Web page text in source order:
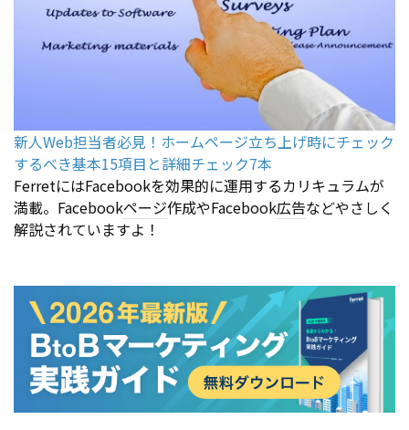
新人Web担当者必見！ホームページ立ち上げ時にチェック
するべき基本15項目と詳細チェック7本
FerretにはFacebookを効果的に運用するカリキュラムが
満載。Facebookページ作成やFacebook広告などやさしく
解説されていますよ！